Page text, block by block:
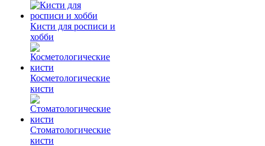
Кисти для росписи и
хобби
Косметологические
кисти
Стоматологические
кисти